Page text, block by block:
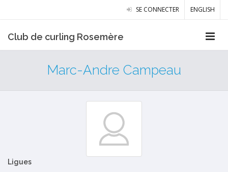
SE CONNECTER ENGLISH
Club de curling Rosemère
Marc-Andre Campeau
Ligues